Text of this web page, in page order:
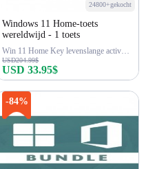
24800+gekocht
Windows 11 Home-toets
wereldwijd - 1 toets
Win 11 Home Key levenslange activering
USD204.99$
USD 33.95$
-84%